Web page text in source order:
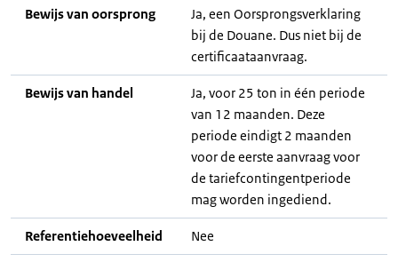
Bewijs van oorsprong
Ja, een Oorsprongsverklaring
bij de Douane. Dus niet bij de
certificaataanvraag.
Bewijs van handel
Ja, voor 25 ton in één periode
van 12 maanden. Deze
periode eindigt 2 maanden
voor de eerste aanvraag voor
de tariefcontingentperiode
mag worden ingediend.
Referentiehoeveelheid Nee